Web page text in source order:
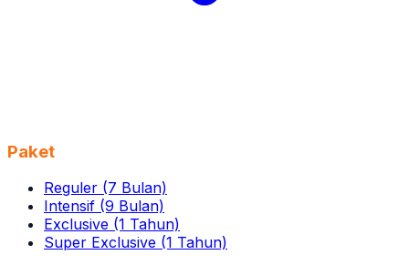
Paket
Reguler (7 Bulan)
Intensif (9 Bulan)
Exclusive (1 Tahun)
Super Exclusive (1 Tahun)